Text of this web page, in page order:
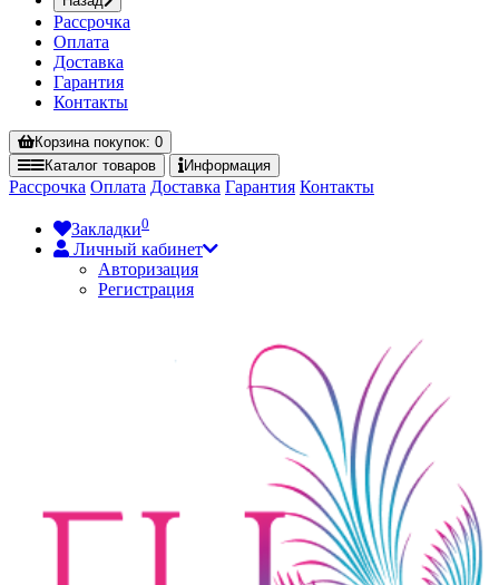
Рассрочка
Оплата
Доставка
Гарантия
Контакты
Корзинапокупок: 0
Каталог товаров Информация
Рассрочка Оплата Доставка Гарантия Контакты
Закладки0
Личный кабинет
Авторизация
Регистрация